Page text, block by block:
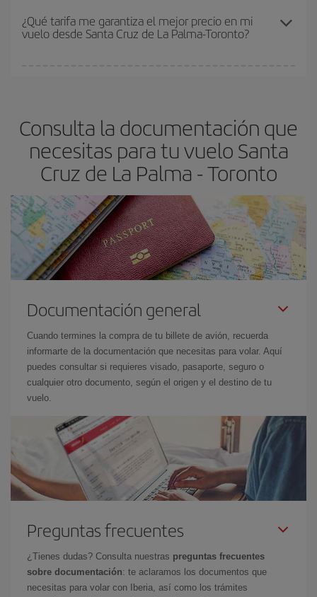
Los precios dependen de las plazas que queden libres en el vuelo
y de que las tarifas más baratas (turista) estén disponibles o se
¿Qué tarifa me garantiza el mejor precio en mi
vuelo desde Santa Cruz de La Palma-Toronto?
Consulta la documentación que
necesitas para tu vuelo Santa
Cruz de La Palma - Toronto
Documentación general
Cuando termines la compra de tu billete de avión, recuerda
informarte de la documentación que necesitas para volar. Aquí
puedes consultar si requieres visado, pasaporte, seguro o
cualquier otro documento, según el origen y el destino de tu
vuelo.
Preguntas frecuentes
¿Tienes dudas? Consulta nuestras preguntas frecuentes
sobre documentación: te aclaramos los documentos que
necesitas para volar con Iberia, así como los trámites